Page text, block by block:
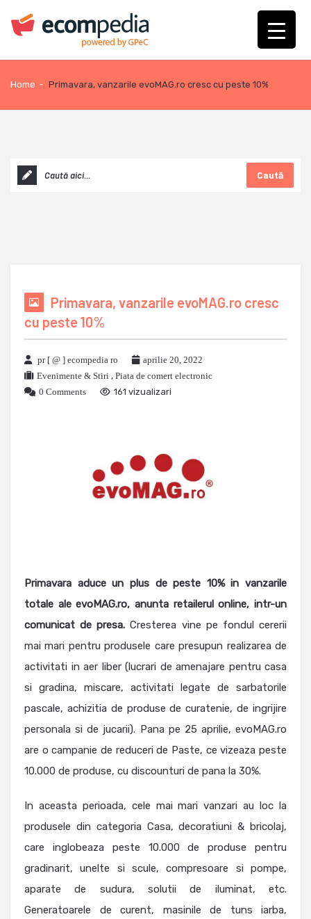
Home - Primavara, vanzarile evoMAG.ro cresc cu peste 10%
Caută
Primavara, vanzarile evoMAG.ro cresc
cu peste 10%
pr [ @ ] ecompedia ro
aprilie 20, 2022
Evenimente & Stiri , Piata de comert electronic
0 Comments
161 vizualizari
Primavara aduce un plus de peste 10% in vanzarile
totale ale evoMAG.ro, anunta retailerul online, intr-un
comunicat de presa. Cresterea vine pe fondul cererii
mai mari pentru produsele care presupun realizarea de
activitati in aer liber (lucrari de amenajare pentru casa
si gradina, miscare, activitati legate de sarbatorile
pascale, achizitia de produse de curatenie, de ingrijire
personala si de jucarii). Pana pe 25 aprilie, evoMAG.ro
are o campanie de reduceri de Paste, ce vizeaza peste
10.000 de produse, cu discounturi de pana la 30%.
In aceasta perioada, cele mai mari vanzari au loc la
produsele din categoria Casa, decoratiuni & bricolaj,
care inglobeaza peste 10.000 de produse pentru
gradinarit, unelte si scule, compresoare si pompe,
aparate de sudura, solutii de iluminat, etc.
Generatoarele de curent, masinile de tuns iarba,